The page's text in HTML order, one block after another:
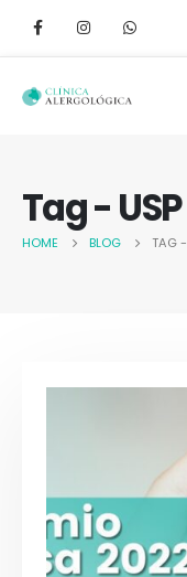
Tag - USP
HOME BLOG TAG -